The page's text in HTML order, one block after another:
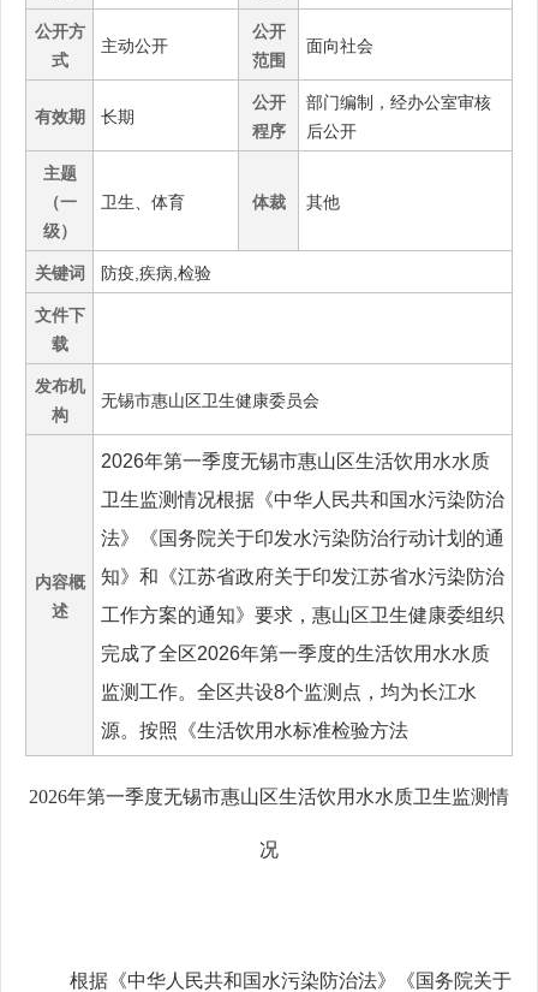
公开方
式
主动公开
公开
范围
面向社会
有效期 长期
公开
程序
部门编制，经办公室审核
后公开
主题
（一
级）
卫生、体育 体裁 其他
关键词 防疫,疾病,检验
文件下
载
发布机
构
无锡市惠山区卫生健康委员会
内容概
述
2026年第一季度无锡市惠山区生活饮用水水质
卫生监测情况根据《中华人民共和国水污染防治
法》《国务院关于印发水污染防治行动计划的通
知》和《江苏省政府关于印发江苏省水污染防治
工作方案的通知》要求，惠山区卫生健康委组织
完成了全区2026年第一季度的生活饮用水水质
监测工作。全区共设8个监测点，均为长江水
源。按照《生活饮用水标准检验方法
2026年第一季度无锡市惠山区生活饮用水水质卫生监测情
况
根据《中华人民共和国水污染防治法》《国务院关于